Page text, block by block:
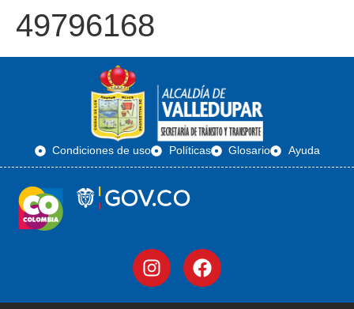
49796168
Condiciones de uso Políticas Glosario Ayuda